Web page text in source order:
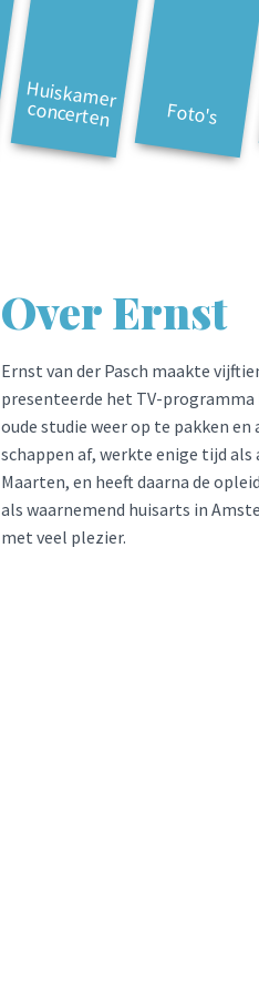
Huiskam
er
concerten Foto's
Over Ernst
Ernst van der Pasch maakte
presenteerde het TV-
oude studie weer op te pakken
schappen af, werkte enige tijd
Maarten, en heeft daarna de
als waarnemend huisarts in
met veel plezier.